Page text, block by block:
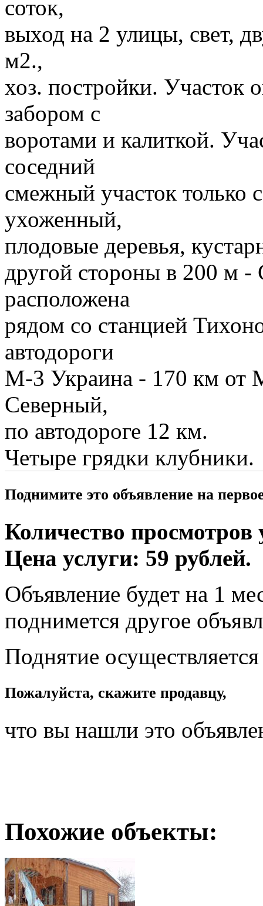
соток,
выход на 2 улицы, свет,
м2.,
хоз. постройки. Участок
забором с
воротами и калиткой.
соседний
смежный участок только
ухоженный,
плодовые деревья,
другой стороны в 200 м -
расположена
рядом со станцией
автодороги
М-3 Украина - 170 км от
Северный,
по автодороге 12 км.
Четыре грядки клубники.
Поднимите это объявление на
Количество просмотров
Цена услуги: 59 рублей.
Объявление будет на 1
поднимется другое
Поднятие
Пожалуйста, скажите продавцу,
что вы нашли это
Похожие объекты: